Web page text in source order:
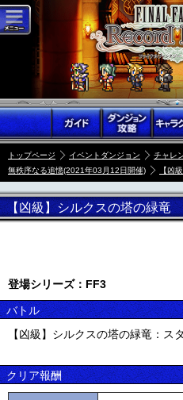
トップページ イベントダンジョン
チャレ
無秩序なる追憶(2021年03月12日開催)
【凶
【凶級】シルクスの塔の緑竜
登場シリーズ：FF3
バトル
【凶級】シルクスの塔の緑竜：ス
クリア報酬